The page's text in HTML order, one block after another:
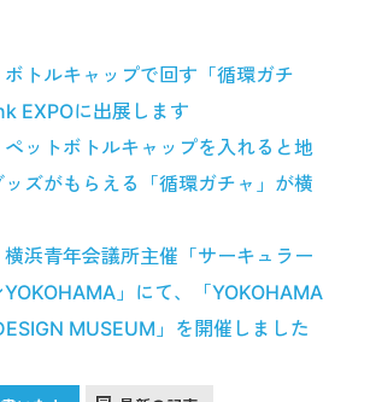
ボトルキャップで回す「循環ガチ
EXPOに出展します
ペットボトルキャップを入れると地
ズがもらえる「循環ガチャ」が横
横浜青年会議所主催「サーキュラー
」にて、「YOKOHAMA
MUSEUM」を開催しました